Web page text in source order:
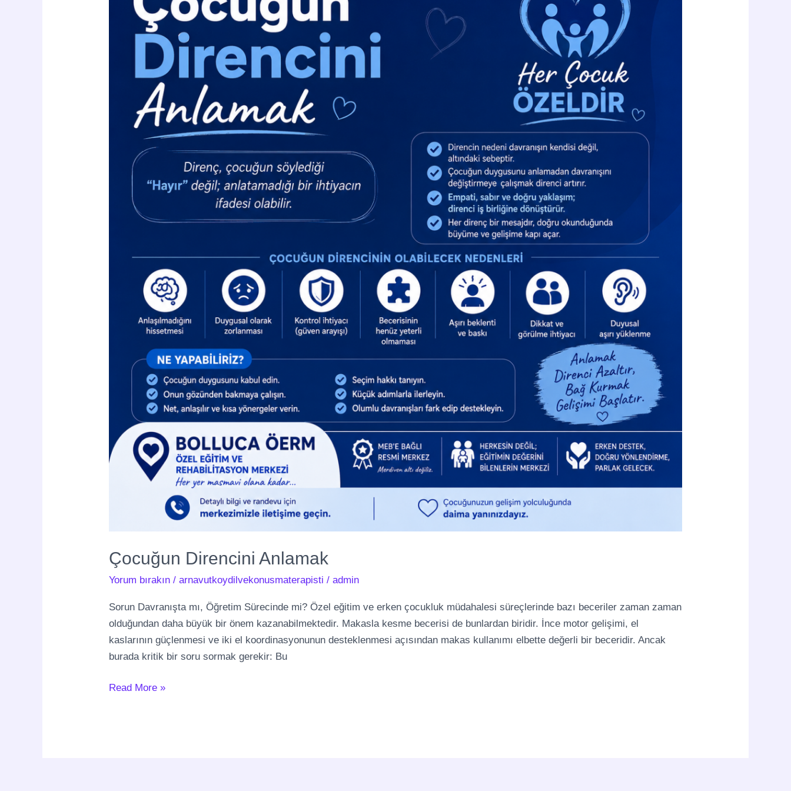
Çocuğun Direncini Anlamak
Yorum bırakın /arnavutkoydilvekonusmaterapisti /admin
Sorun Davranışta mı, Öğretim Sürecinde mi? Özel eğitim ve erken çocukluk müdahalesi süreçlerinde bazı beceriler zaman zaman
olduğundan daha büyük bir önem kazanabilmektedir. Makasla kesme becerisi de bunlardan biridir. İnce motor gelişimi, el
kaslarının güçlenmesi ve iki el koordinasyonunun desteklenmesi açısından makas kullanımı elbette değerli bir beceridir. Ancak
burada kritik bir soru sormak gerekir: Bu
Read More »